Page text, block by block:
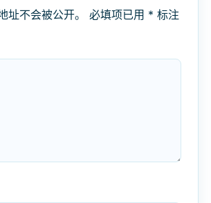
址不会被公开。 必填项已用 * 标注